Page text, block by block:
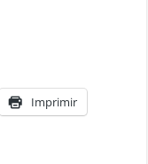
Imprimir